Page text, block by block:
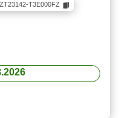
T3E000FZ